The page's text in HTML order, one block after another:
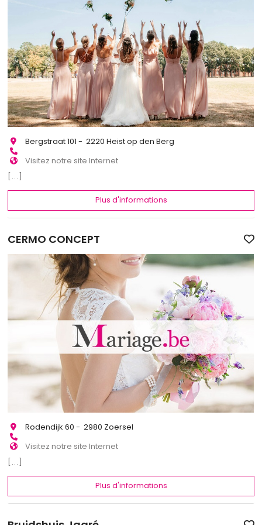
Bergstraat 101 - 2220 Heist op den Berg
Visitez notre site Internet
[...]
Plus d'informations
CERMO CONCEPT
Rodendijk 60 - 2980 Zoersel
Visitez notre site Internet
[...]
Plus d'informations